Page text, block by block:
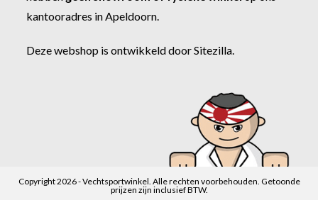
kantooradres in Apeldoorn.
Deze webshop is ontwikkeld doorSitezilla
Copyright 2026 - Vechtsportwinkel. Alle rechten voorbehouden. Getoonde
prijzen zijn inclusief BTW.